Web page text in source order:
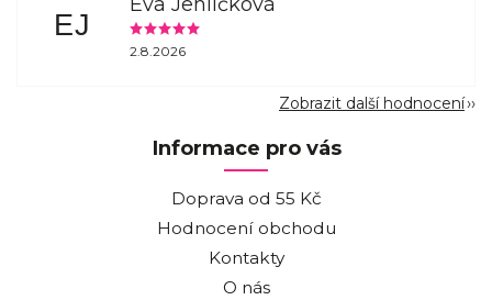
EJ
2.8.2026
Zobrazit další hodnocení
Informace pro vás
Doprava od 55 Kč
Hodnocení obchodu
Kontakty
O nás